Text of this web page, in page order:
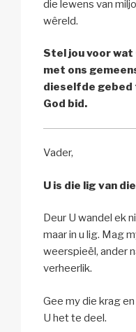
die lewens van
wêreld.
Stel jou voor wat
met ons
dieselfde
God bid.
Vader,
U is die lig van
Deur U wandel ek
maar in u lig. Mag
weerspieël, ander
verheerlik.
Gee my die krag
U het te deel.